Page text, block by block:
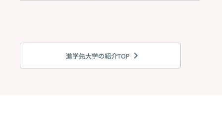
進学先大学の紹介TOP